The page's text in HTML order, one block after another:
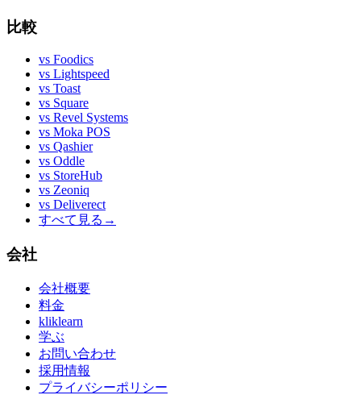
比較
vs Foodics
vs Lightspeed
vs Toast
vs Square
vs Revel Systems
vs Moka POS
vs Qashier
vs Oddle
vs StoreHub
vs Zeoniq
vs Deliverect
すべて見る →
会社
会社概要
料金
kliklearn
学ぶ
お問い合わせ
採用情報
プライバシーポリシー